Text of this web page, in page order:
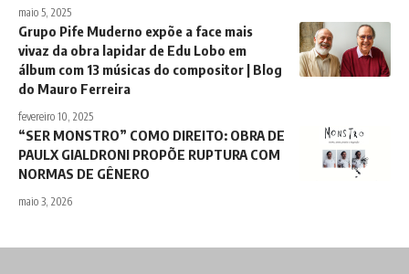
maio 5, 2025
Grupo Pife Muderno expõe a face mais
vivaz da obra lapidar de Edu Lobo em
álbum com 13 músicas do compositor | Blog
do Mauro Ferreira
fevereiro 10, 2025
“SER MONSTRO” COMO DIREITO: OBRA DE
PAULX GIALDRONI PROPÕE RUPTURA COM
NORMAS DE GÊNERO
maio 3, 2026